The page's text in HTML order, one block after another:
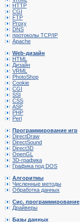
HTTP
CGI
FTP
Proxy
DNS
протоколы TCP/IP
Apache
Web-дизайн
HTML
Дизайн
VRML
PhotoShop
Cookie
CGI
SSI
CSS
ASP
PHP
Perl
Программирование игр
DirectDraw
DirectSound
Direct3D
OpenGL
3D-графика
Графика под DOS
Алгоритмы
Численные методы
Обработка данных
Сис. программирование
Драйверы
Базы данных